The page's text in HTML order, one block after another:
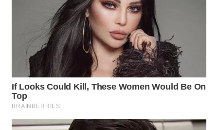
WN
SEMARANG
WN
SOLO
WN